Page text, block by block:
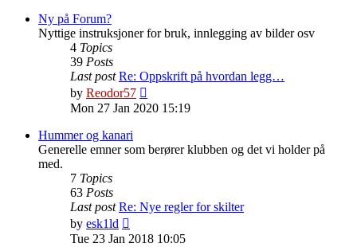
Ny på Forum?
Nyttige instruksjoner for bruk, innlegging av bilder osv
4 Topics
39 Posts
Last post Re: Oppskrift på hvordan legg…
by Reodor57
the
Mon 27 Jan 2020 15:19
Hummer og kanari
Generelle emner som berører klubben og det vi holder på
med.
7 Topics
63 Posts
Last post Re: Nye regler for skilter
by esk1ld
the
Tue 23 Jan 2018 10:05